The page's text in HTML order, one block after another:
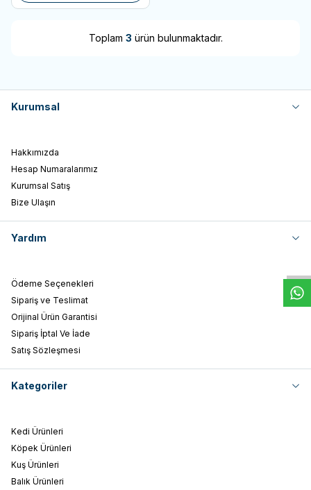
W
h
t
s
a
p
p
D
e
s
e
H
a
t
t
Toplam 3 ürün bulunmaktadır.
Kurumsal
Hakkımızda
Hesap Numaralarımız
Kurumsal Satış
Bize Ulaşın
Yardım
Ödeme Seçenekleri
Sipariş ve Teslimat
Orijinal Ürün Garantisi
Sipariş İptal Ve İade
Satış Sözleşmesi
Kategoriler
Kedi Ürünleri
Köpek Ürünleri
Kuş Ürünleri
Balık Ürünleri